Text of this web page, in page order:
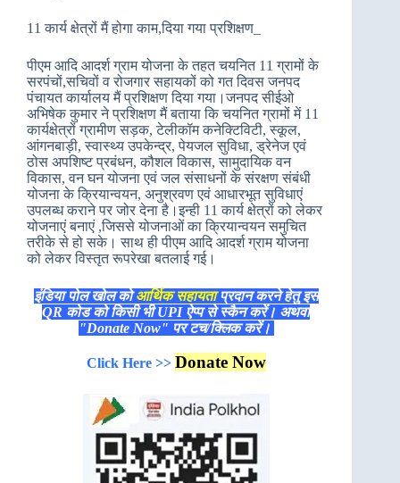
11 कार्य क्षेत्रों मैं होगा काम,दिया गया प्रशिक्षण_
पीएम आदि आदर्श ग्राम योजना के तहत चयनित 11 ग्रामों के
सरपंचों,सचिवों व रोजगार सहायकों को गत दिवस जनपद
पंचायत कार्यालय मैं प्रशिक्षण दिया गया।जनपद सीईओ
अभिषेक कुमार ने प्रशिक्षण मैं बताया कि चयनित ग्रामों में 11
कार्यक्षेत्रों ग्रामीण सड़क, टेलीकॉम कनेक्टिविटी, स्कूल,
आंगनबाड़ी, स्वास्थ्य उपकेन्द्र, पेयजल सुविधा, ड्रेनेज एवं
ठोस अपशिष्ट प्रबंधन, कौशल विकास, सामुदायिक वन
विकास, वन घन योजना एवं जल संसाधनों के संरक्षण संबंधी
योजना के क्रियान्वयन, अनुश्रवण एवं आधारभूत सुविधाएं
उपलब्ध कराने पर जोर देना है।इन्ही 11 कार्य क्षेत्रों को लेकर
योजनाएं बनाएं ,जिससे योजनाओं का क्रियान्वयन समुचित
तरीके से हो सके। साथ ही पीएम आदि आदर्श ग्राम योजना
को लेकर विस्तृत रूपरेखा बतलाई गई।
इंडिया पोल खोल कोआर्थिक सहायताप्रदान करने हेतु इस
QR कोड को किसी भी UPI ऐप्प से स्कैन करें। अथवा
"Donate Now" पर टच/क्लिक करें।
Click Here >> Donate Now